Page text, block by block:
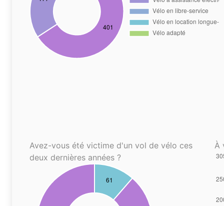
Avez-vous été victime d'un vol de vélo ces
deux dernières années ?
À